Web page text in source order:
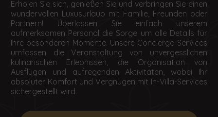
Erholen Sie sich, genießen Sie und verbringen Sie einen
wundervollen Luxusurlaub mit Familie, Freunden oder
Partnern! Überlassen Sie einfach unserem
aufmerksamen Personal die Sorge um alle Details für
Ihre besonderen Momente. Unsere Concierge-Services
umfassen die Veranstaltung von unvergesslichen
kulinarischen Erlebnissen, die Organisation von
Ausflügen und aufregenden Aktivitäten, wobei Ihr
absoluter Komfort und Vergnügen mit In-Villa-Services
sichergestellt wird.